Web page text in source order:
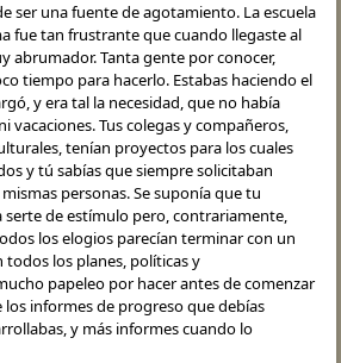
ser una fuente de agotamiento. La escuela
fue tan frustrante que cuando llegaste al
abrumador. Tanta gente por conocer,
tiempo para hacerlo. Estabas haciendo el
y era tal la necesidad, que no había
vacaciones. Tus colegas y compañeros,
tenían proyectos para los cuales
y tú sabías que siempre solicitaban
personas. Se suponía que tu
de estímulo pero, contrariamente,
los elogios parecían terminar con un
todos los planes, políticas y
papeleo por hacer antes de comenzar
informes de progreso que debías
y más informes cuando lo